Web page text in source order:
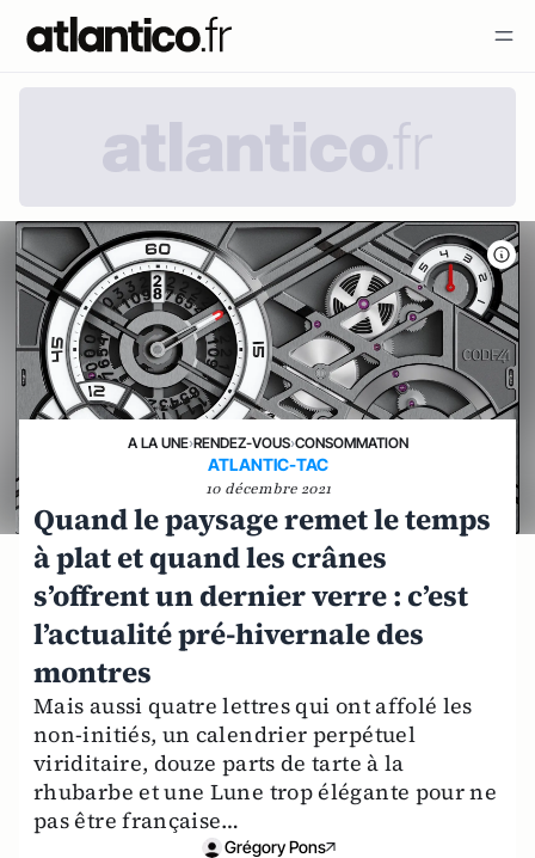
A LA UNE›RENDEZ-VOUS›CONSOMMATION
ATLANTIC-TAC
10 décembre 2021
Quand le paysage remet le temps
à plat et quand les crânes
s’offrent un dernier verre : c’est
l’actualité pré-hivernale des
montres
Mais aussi quatre lettres qui ont affolé les
non-initiés, un calendrier perpétuel
viriditaire, douze parts de tarte à la
rhubarbe et une Lune trop élégante pour ne
pas être française…
Grégory Pons